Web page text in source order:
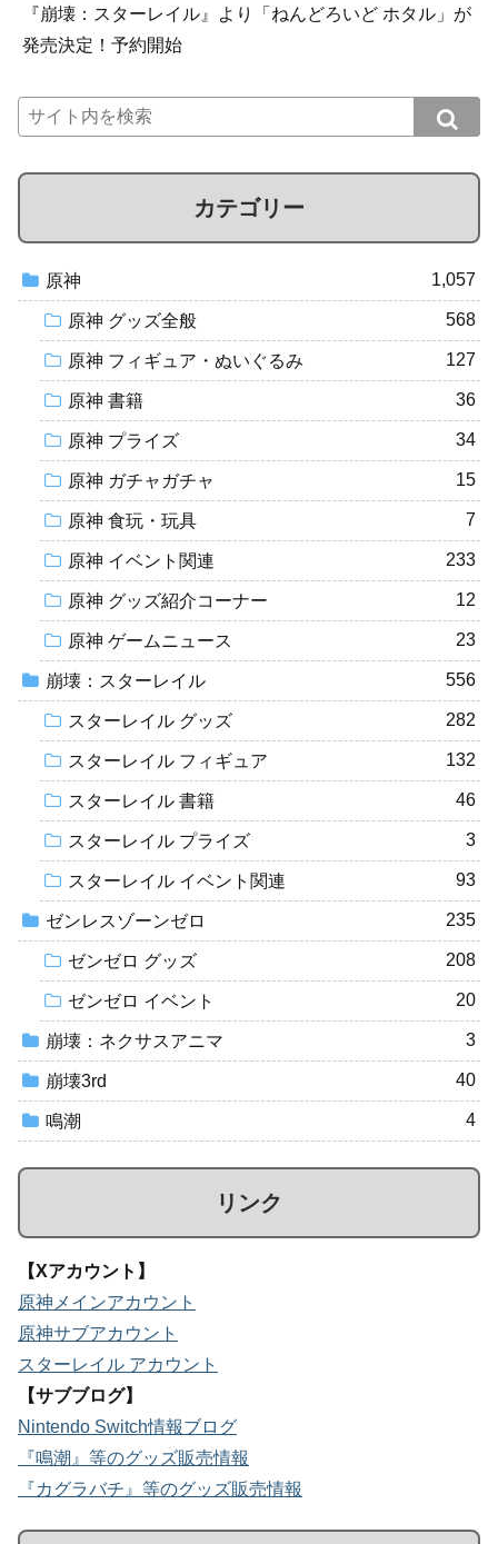
『崩壊：スターレイル』より「ねんどろいど ホタル」が
発売決定！予約開始
カテゴリー
原神 1,057
原神 グッズ全般 568
原神 フィギュア・ぬいぐるみ 127
原神 書籍 36
原神 プライズ 34
原神 ガチャガチャ 15
原神 食玩・玩具 7
原神 イベント関連 233
原神 グッズ紹介コーナー 12
原神 ゲームニュース 23
崩壊：スターレイル 556
スターレイル グッズ 282
スターレイル フィギュア 132
スターレイル 書籍 46
スターレイル プライズ 3
スターレイル イベント関連 93
ゼンレスゾーンゼロ 235
ゼンゼロ グッズ 208
ゼンゼロ イベント 20
崩壊：ネクサスアニマ 3
崩壊3rd 40
鳴潮 4
リンク
【Xアカウント】
原神メインアカウント
原神サブアカウント
スターレイル アカウント
【サブブログ】
Nintendo Switch情報ブログ
『鳴潮』等のグッズ販売情報
『カグラバチ』等のグッズ販売情報